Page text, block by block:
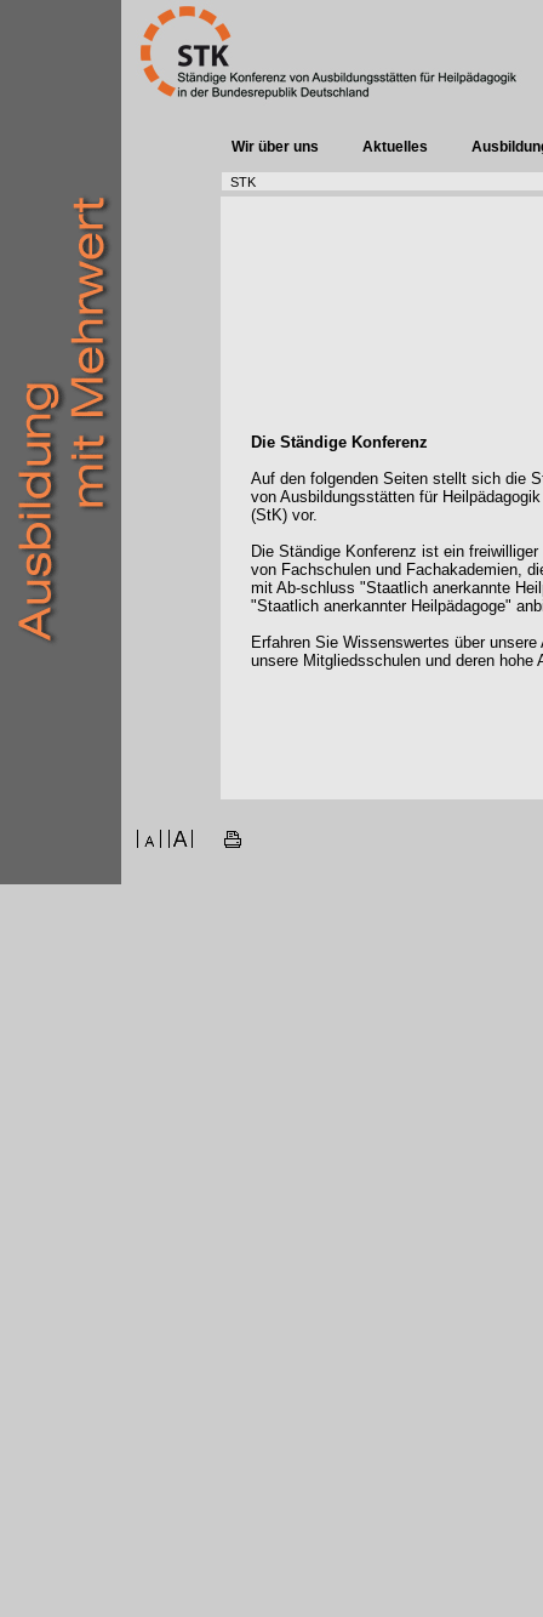
Wir über uns Aktuelles
STK
Die Ständige Konferenz
Auf den folgenden Seiten stellt sich die
von Ausbildungsstätten für
(StK) vor.
Die Ständige Konferenz ist ein
von Fachschulen und Fachakademien,
mit Ab-schluss "Staatlich anerkannte
"Staatlich anerkannter Heilpädagoge"
Erfahren Sie Wissenswertes über
unsere Mitgliedsschulen und deren hohe